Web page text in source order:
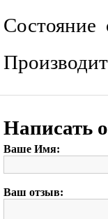
Состояние
Написать
Ваше Имя:
Ваш отзыв: